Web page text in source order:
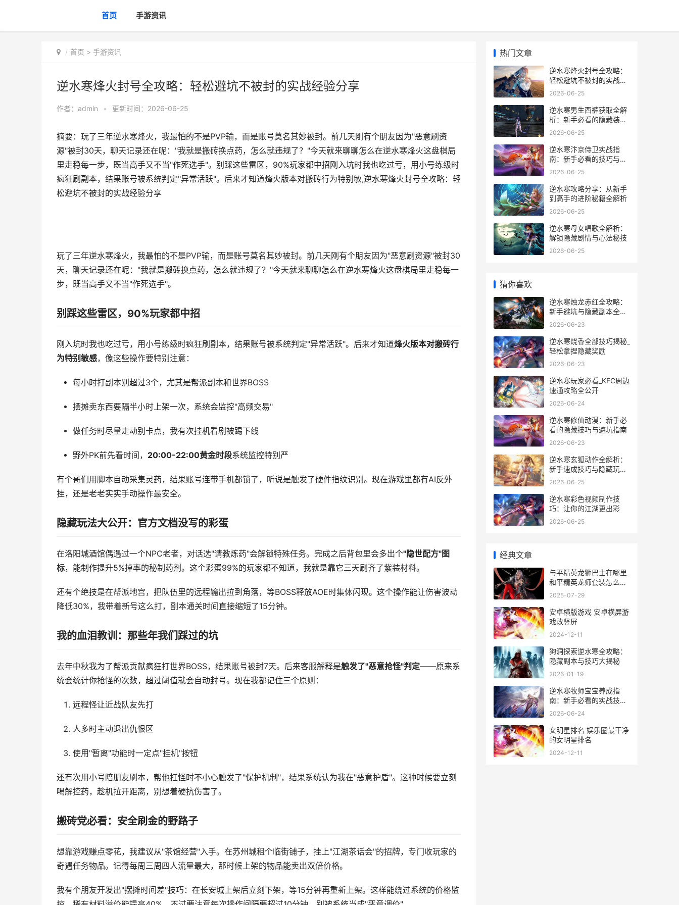
首页 手游资讯
首页 > 手游资讯
逆水寒烽火封号全攻略：轻松避坑不被封的实战经验分享
作者： admin • 更新时间：2026-06-25
摘要：玩了三年逆水寒烽火，我最怕的不是PVP输，而是账号莫名其妙被封。前几天刚有个朋友因为"恶意刷资
源"被封30天，聊天记录还在呢："我就是搬砖换点药，怎么就违规了？"今天就来聊聊怎么在逆水寒烽火这盘棋局
里走稳每一步，既当高手又不当"作死选手"。别踩这些雷区，90%玩家都中招刚入坑时我也吃过亏，用小号练级时
疯狂刷副本，结果账号被系统判定"异常活跃"。后来才知道烽火版本对搬砖行为特别敏,逆水寒烽火封号全攻略：轻
松避坑不被封的实战经验分享
玩了三年逆水寒烽火，我最怕的不是PVP输，而是账号莫名其妙被封。前几天刚有个朋友因为"恶意刷资源"被封30
天，聊天记录还在呢："我就是搬砖换点药，怎么就违规了？"今天就来聊聊怎么在逆水寒烽火这盘棋局里走稳每一
步，既当高手又不当"作死选手"。
别踩这些雷区，90%玩家都中招
刚入坑时我也吃过亏，用小号练级时疯狂刷副本，结果账号被系统判定"异常活跃"。后来才知道烽火版本对搬砖行
为特别敏感，像这些操作要特别注意：
每小时打副本别超过3个，尤其是帮派副本和世界BOSS
摆摊卖东西要隔半小时上架一次，系统会监控"高频交易"
做任务时尽量走动别卡点，我有次挂机看剧被踢下线
野外PK前先看时间， 20:00-22:00黄金时段系统监控特别严
有个哥们用脚本自动采集灵药，结果账号连带手机都锁了，听说是触发了硬件指纹识别。现在游戏里都有AI反外
挂，还是老老实实手动操作最安全。
隐藏玩法大公开：官方文档没写的彩蛋
在洛阳城酒馆偶遇过一个NPC老者，对话选"请教炼药"会解锁特殊任务。完成之后背包里会多出个"隐世配方"图
标，能制作提升5%掉率的秘制药剂。这个彩蛋99%的玩家都不知道，我就是靠它三天刷齐了紫装材料。
还有个绝技是在帮派地宫，把队伍里的远程输出拉到角落，等BOSS释放AOE时集体闪现。这个操作能让伤害波动
降低30%，我带着新号这么打，副本通关时间直接缩短了15分钟。
我的血泪教训：那些年我们踩过的坑
去年中秋我为了帮派贡献疯狂打世界BOSS，结果账号被封7天。后来客服解释是触发了"恶意抢怪"判定——原来系
统会统计你抢怪的次数，超过阈值就会自动封号。现在我都记住三个原则：
远程怪让近战队友先打
人多时主动退出仇恨区
使用"暂离"功能时一定点"挂机"按钮
还有次用小号陪朋友刷本，帮他扛怪时不小心触发了"保护机制"，结果系统认为我在"恶意护盾"。这种时候要立刻
喝解控药，趁机拉开距离，别想着硬抗伤害了。
搬砖党必看：安全刷金的野路子
想靠游戏赚点零花，我建议从"茶馆经营"入手。在苏州城租个临街铺子，挂上"江湖茶话会"的招牌，专门收玩家的
奇遇任务物品。记得每周三周四人流量最大，那时候上架的物品能卖出双倍价格。
我有个朋友开发出"摆摊时间差"技巧：在长安城上架后立刻下架，等15分钟再重新上架。这样能绕过系统的价格监
热门文章
逆水寒烽火封号全攻略：
轻松避坑不被封的实战经
验分享
2026-06-25
逆水寒男生西裤获取全解
析：新手必看的隐藏装备
攻略
2026-06-25
逆水寒汴京侍卫实战指
南：新手必看的技巧与隐
藏任务
2026-06-25
逆水寒攻略分享：从新手
到高手的进阶秘籍全解析
2026-06-25
逆水寒母女唱歌全解析：
解锁隐藏剧情与心法秘技
2026-06-25
猜你喜欢
逆水寒烛龙赤红全攻略：
新手避坑与隐藏副本全揭
秘
2026-06-23
逆水寒烧香全部技巧揭秘_
轻松拿捏隐藏奖励
2026-06-23
逆水寒玩家必看_KFC周边
速通攻略全公开
2026-06-24
逆水寒修仙动漫：新手必
看的隐藏技巧与避坑指南
2026-06-23
逆水寒玄狐动作全解析：
新手速成技巧与隐藏玩法
大揭秘
2026-06-25
逆水寒彩色视频制作技
巧：让你的江湖更出彩
2026-06-25
经典文章
与平精英龙狮巴士在哪里
和平精英龙师套装怎么获
得
2025-07-29
安卓横版游戏 安卓横屏游
戏改竖屏
2024-12-11
狗洞探索逆水寒全攻略：
隐藏副本与技巧大揭秘
2026-01-19
逆水寒牧师宝宝养成指
南：新手必看的实战技巧
与隐藏玩法
2026-06-24
女明星排名 娱乐圈最干净
的女明星排名
2024-12-11